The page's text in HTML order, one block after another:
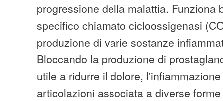
progressione della malattia. Funziona
specifico chiamato cicloossigenasi
produzione di varie sostanze
Bloccando la produzione di
utile a ridurre il dolore,
articolazioni associata a diverse